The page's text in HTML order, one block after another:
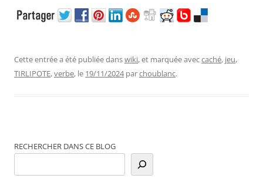
Cette entrée a été publiée danswiki, et marquée aveccaché, jeu,
TIRLIPOTE,verbe, le 19/11/2024 parchoublanc.
RECHERCHER DANS CE BLOG